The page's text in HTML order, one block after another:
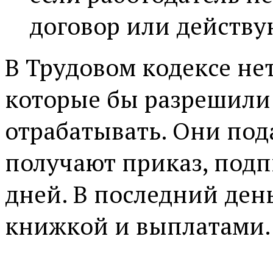
договор или
В Трудовом кодексе
которые бы
отрабатывать. Они
получают приказ,
дней. В последний
книжкой и выплатами.